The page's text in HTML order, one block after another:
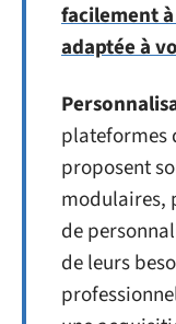
facilement
adaptée à
plateformes
proposent
modulaires,
de
de leurs